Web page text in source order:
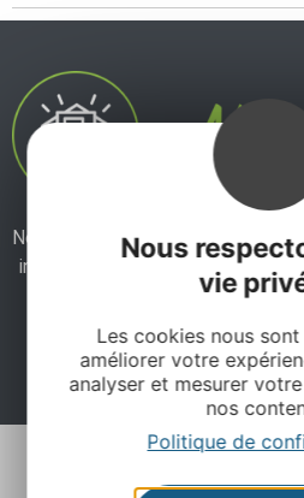
Nous
vie
Les cookies nous
améliorer votre
analyser et mesurer
nos
Politique de
Ne manquez pas notre
inspirer pour profiter pleinement
Je